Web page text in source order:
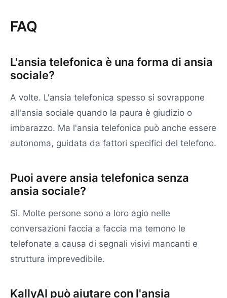
FAQ
L'ansia telefonica è una forma di ansia
sociale?
A volte. L'ansia telefonica spesso si sovrappone
all'ansia sociale quando la paura è giudizio o
imbarazzo. Ma l'ansia telefonica può anche essere
autonoma, guidata da fattori specifici del telefono.
Puoi avere ansia telefonica senza
ansia sociale?
Sì. Molte persone sono a loro agio nelle
conversazioni faccia a faccia ma temono le
telefonate a causa di segnali visivi mancanti e
struttura imprevedibile.
KallyAI può aiutare con l'ansia